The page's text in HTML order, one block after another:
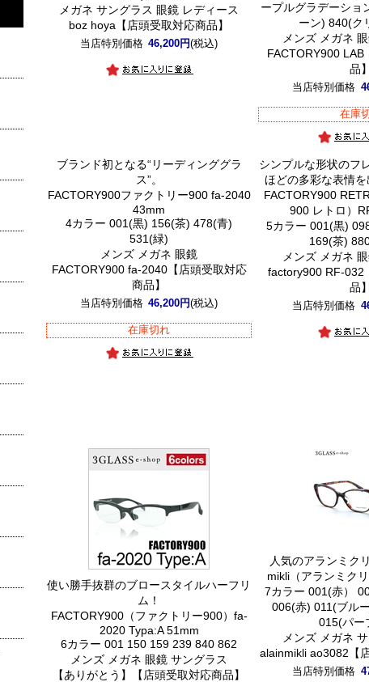
メガネ サングラス 眼鏡 レディース
boz hoya【店頭受取対応商品】
当店特別価格 46,200円(税込)
ープルグラデーショ
ーン) 840(ク
メンズ メガネ
FACTORY900 LAB
品】
当店特別価格
在庫
ブランド初となる“リーディンググラ
ス”。
FACTORY900ファクトリー900 fa-2040
43mm
4カラー 001(黒) 156(茶) 478(青)
531(緑)
メンズ メガネ 眼鏡
FACTORY900 fa-2040【店頭受取対応
商品】
当店特別価格 46,200円(税込)
在庫切れ
シンプルな形状のフ
ほどの多彩な表情を
FACTORY900
900 レトロ）
5カラー 001(黒)
169(茶)
メンズ メガネ
factory900 RF-032
品】
当店特別価格
使い勝手抜群のブロースタイルハーフリ
ム！
FACTORY900（ファクトリー900）fa-
2020 Typa:A 51mm
6カラー 001 150 159 239 840 862
メンズ メガネ 眼鏡 サングラス
【ありがとう】【店頭受取対応商品】
人気のアランミク
mikli（アランミク
7カラー 001(赤）
006(赤) 011(ブル
015(パー
メンズ メガネ
alainmikli ao3082【
当店特別価格